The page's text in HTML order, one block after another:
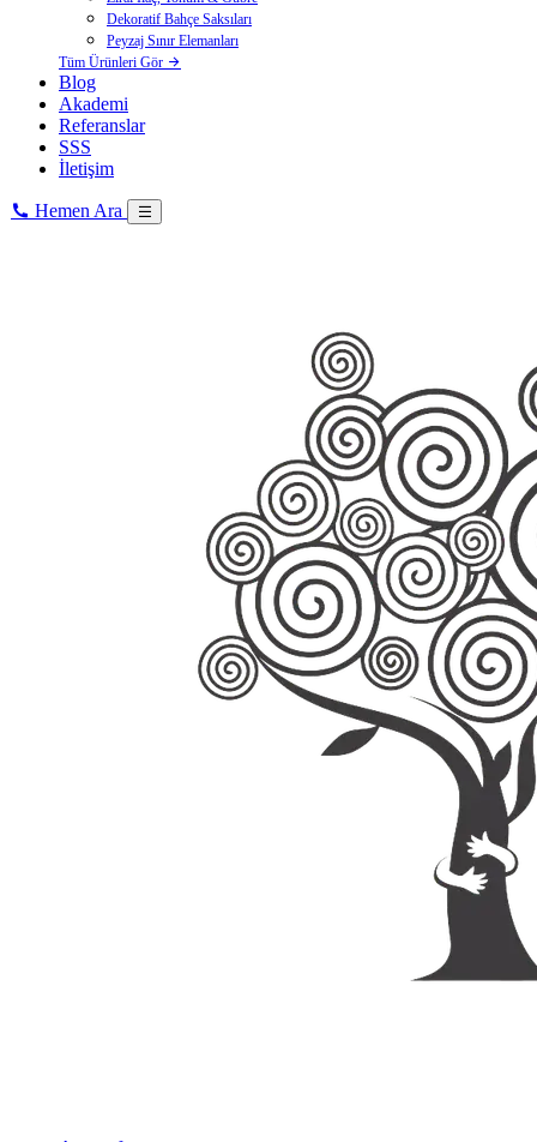
Dekoratif Bahçe Saksıları
Peyzaj Sınır Elemanları
Tüm Ürünleri Gör
Blog
Akademi
Referanslar
SSS
İletişim
Hemen Ara